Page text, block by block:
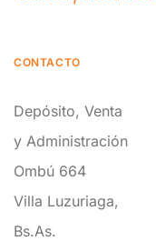
CONTACTO
Depósito, Venta
y Administración
Ombú 664
Villa Luzuriaga,
Bs.As.